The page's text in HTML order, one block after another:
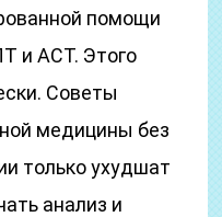
помощи
и АСТ. Этого
Советы
медицины без
только ухудшат
анализ и